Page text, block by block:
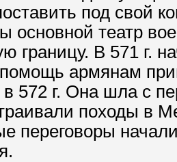
под свой
основной театр
границу. В 571 г.
армянам
в 572 г. Она шла с
походы в
переговоры